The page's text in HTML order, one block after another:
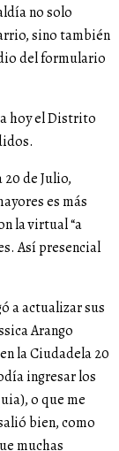
no solo
sino también
del formulario
hoy el Distrito
de Julio,
es más
la virtual “a
Así presencial
a actualizar sus
Arango
la Ciudadela 20
ingresar los
o que me
bien, como
muchas